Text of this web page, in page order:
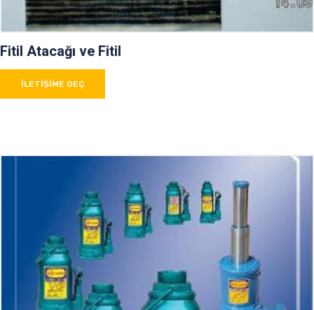
Fitil Atacağı ve Fitil
İLETIŞIME GEÇ